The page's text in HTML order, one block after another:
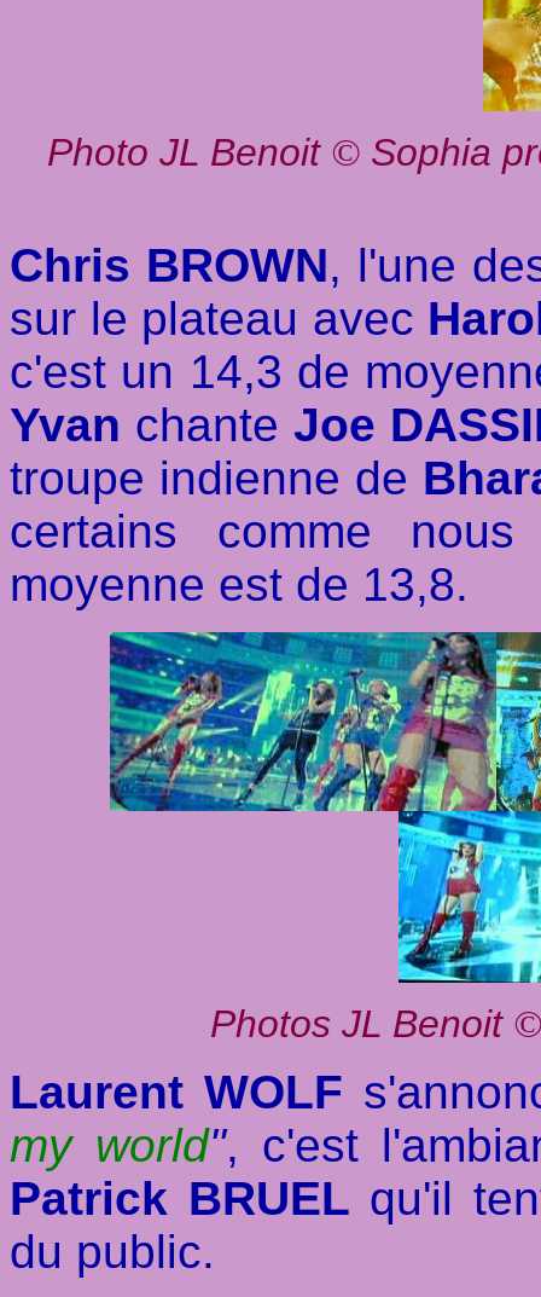
Photo JL Benoit © Sophia
Chris BROWN, l'une
sur le plateau avec
c'est un 14,3 de
Yvan chante Joe
troupe indienne de
certains comme
moyenne est de 13,8.
Photos JL Benoit ©
Laurent WOLF
my world", c'est
Patrick BRUEL qu'il
du public.